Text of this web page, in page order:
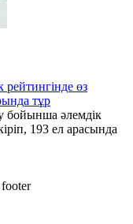
рейтингінде өз
тұр
бойынша әлемдік
193 ел арасында